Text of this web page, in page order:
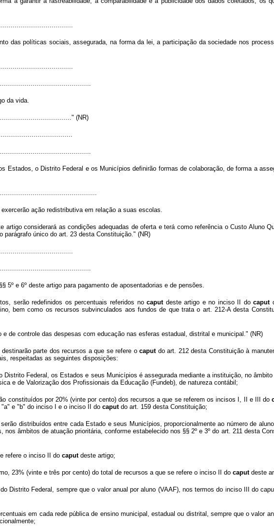
das políticas sociais, assegurada, na forma da lei, a participação da sociedade nos
da vida.
(NR)
Estados, o Distrito Federal e os Municípios definirão formas de colaboração, de forma a
ação redistributiva em relação a suas escolas.
artigo considerará as condições adequadas de oferta e terá como referência o Custo Aluno
parágrafo único do art. 23 desta Constituição." (NR)
5º e 6º deste artigo para pagamento de aposentadorias e de pensões.
serão redefinidos os percentuais referidos nocaputdeste artigo e no inciso II docaput
bem como os recursos subvinculados aos fundos de que trata o art. 212-A desta
de controle das despesas com educação nas esferas estadual, distrital e municipal." (NR)
parte dos recursos a que se refere ocaputdo art. 212 desta Constituição à
respeitadas as seguintes disposições:
Distrito Federal, os Estados e seus Municípios é assegurada mediante a instituição, no
e de Valorização dos Profissionais da Educação (Fundeb), de natureza contábil;
constituídos por 20% (vinte por cento) dos recursos a que se referem os incisos I, II e III do
e "b" do inciso I e o inciso II do caputdo art. 159 desta Constituição;
distribuídos entre cada Estado e seus Municípios, proporcionalmente ao número de
âmbitos de atuação prioritária, conforme estabelecido nos §§ 2º e 3º do art. 211 desta
refere o inciso II do caputdeste artigo;
23% (vinte e três por cento) do total de recursos a que se refere o inciso II do caputdeste
Distrito Federal, sempre que o valor anual por aluno (VAAF), nos termos do inciso III do
em cada rede pública de ensino municipal, estadual ou distrital, sempre que o valor